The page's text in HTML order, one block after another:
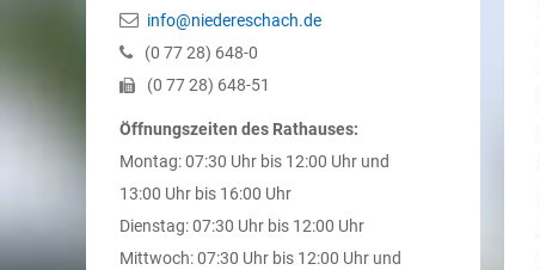
info@niedereschach.de
(0 7728) 648-0
(0 7728) 648-51
Öffnungszeiten des Rathauses:
Montag: 07:30 Uhr bis 12:00 Uhr und
13:00 Uhr bis 16:00 Uhr
Dienstag: 07:30 Uhr bis 12:00 Uhr
Mittwoch: 07:30 Uhr bis 12:00 Uhr und